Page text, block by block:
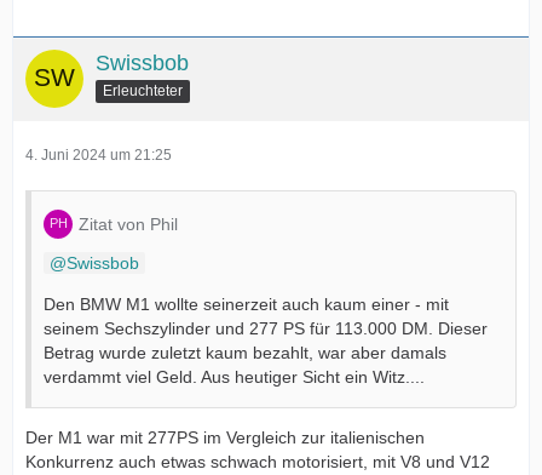
Swissbob
Erleuchteter
4. Juni 2024 um 21:25
Zitat von Phil
Swissbob
Den BMW M1 wollte seinerzeit auch kaum einer - mit
seinem Sechszylinder und 277 PS für 113.000 DM. Dieser
Betrag wurde zuletzt kaum bezahlt, war aber damals
verdammt viel Geld. Aus heutiger Sicht ein Witz....
Der M1 war mit 277PS im Vergleich zur italienischen
Konkurrenz auch etwas schwach motorisiert, mit V8 und V12